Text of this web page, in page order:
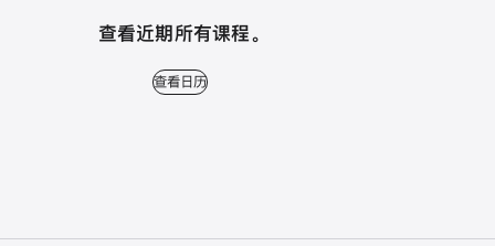
查看近期所有课程。
查看日历 - 查看近期所有课程。
查看日历